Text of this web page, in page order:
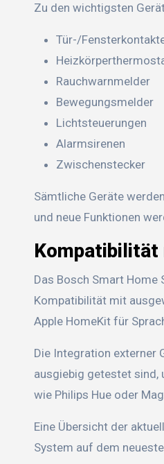
Zu den wichtigsten
Tür-/
Rauchwarnmelder
Bewegungsmelder
Lichtsteuerungen
Alarmsirenen
Zwischenstecker
Sämtliche Geräte
und neue Funktionen
Kompatibilität
Das Bosch Smart
Kompatibilität mit
Apple HomeKit für
Die Integration externer
ausgiebig getestet sind,
wie Philips Hue oder
Eine Übersicht der
System auf dem